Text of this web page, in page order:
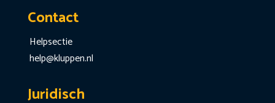
Contact
Helpsectie
help@kluppen.nl
Juridisch